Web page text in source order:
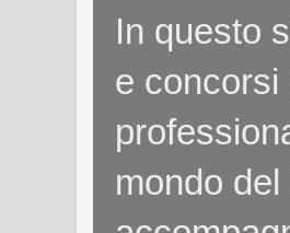
In questo
e concorsi
mondo